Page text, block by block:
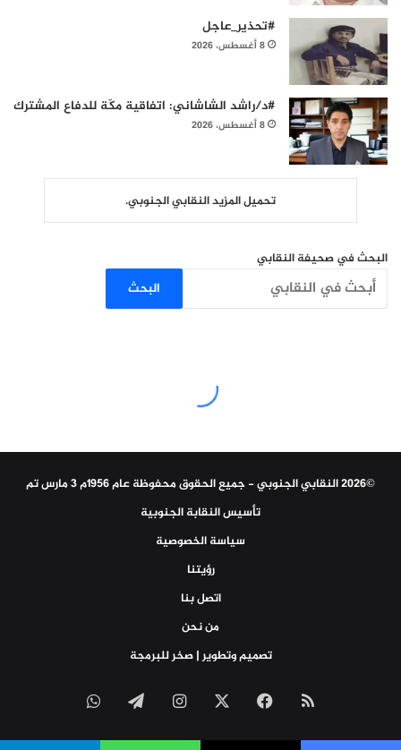
#تحذير_عاجل
8 أغسطس، 2026
#د/راشد الشاشاني: اتفاقية مكّة للدفاع المشترك
8 أغسطس، 2026
تحميل المزيد النقابي الجنوبي.
البحث في صحيفة النقابي
البحث
©2026 النقابي الجنوبي - جميع الحقوق محفوظة عام 1956م 3 مارس تم
تأسيس النقابة الجنوبية
سياسة الخصوصية
رؤيتنا
اتصل بنا
من نحن
تصميم وتطوير | صخر للبرمجة
ملخص
الموقع
فيسبوك انستقرامتيلقرامواتساب